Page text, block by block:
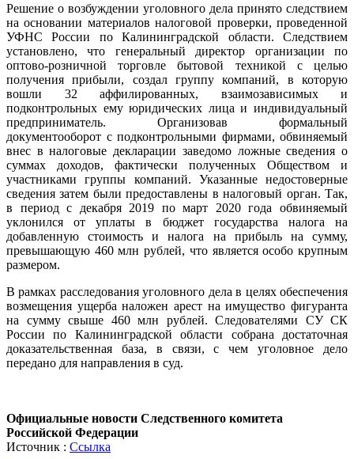
Решение о возбуждении уголовного дела принято следствием
на основании материалов налоговой проверки, проведенной
УФНС России по Калининградской области. Следствием
установлено, что генеральный директор организации по
оптово-розничной торговле бытовой техникой с целью
получения прибыли, создал группу компаний, в которую
вошли 32 аффилированных, взаимозависимых и
подконтрольных ему юридических лица и индивидуальный
предприниматель. Организовав формальный
документооборот с подконтрольными фирмами, обвиняемый
внес в налоговые декларации заведомо ложные сведения о
суммах доходов, фактически полученных Обществом и
участниками группы компаний. Указанные недостоверные
сведения затем были предоставлены в налоговый орган. Так,
в период с декабря 2019 по март 2020 года обвиняемый
уклонился от уплаты в бюджет государства налога на
добавленную стоимость и налога на прибыль на сумму,
превышающую 460 млн рублей, что является особо крупным
размером.
В рамках расследования уголовного дела в целях обеспечения
возмещения ущерба наложен арест на имущество фигуранта
на сумму свыше 460 млн рублей. Следователями СУ СК
России по Калининградской области собрана достаточная
доказательственная база, в связи, с чем уголовное дело
передано для направления в суд.
Официальные новости Следственного комитета
Российской Федерации
Источник : Ссылка